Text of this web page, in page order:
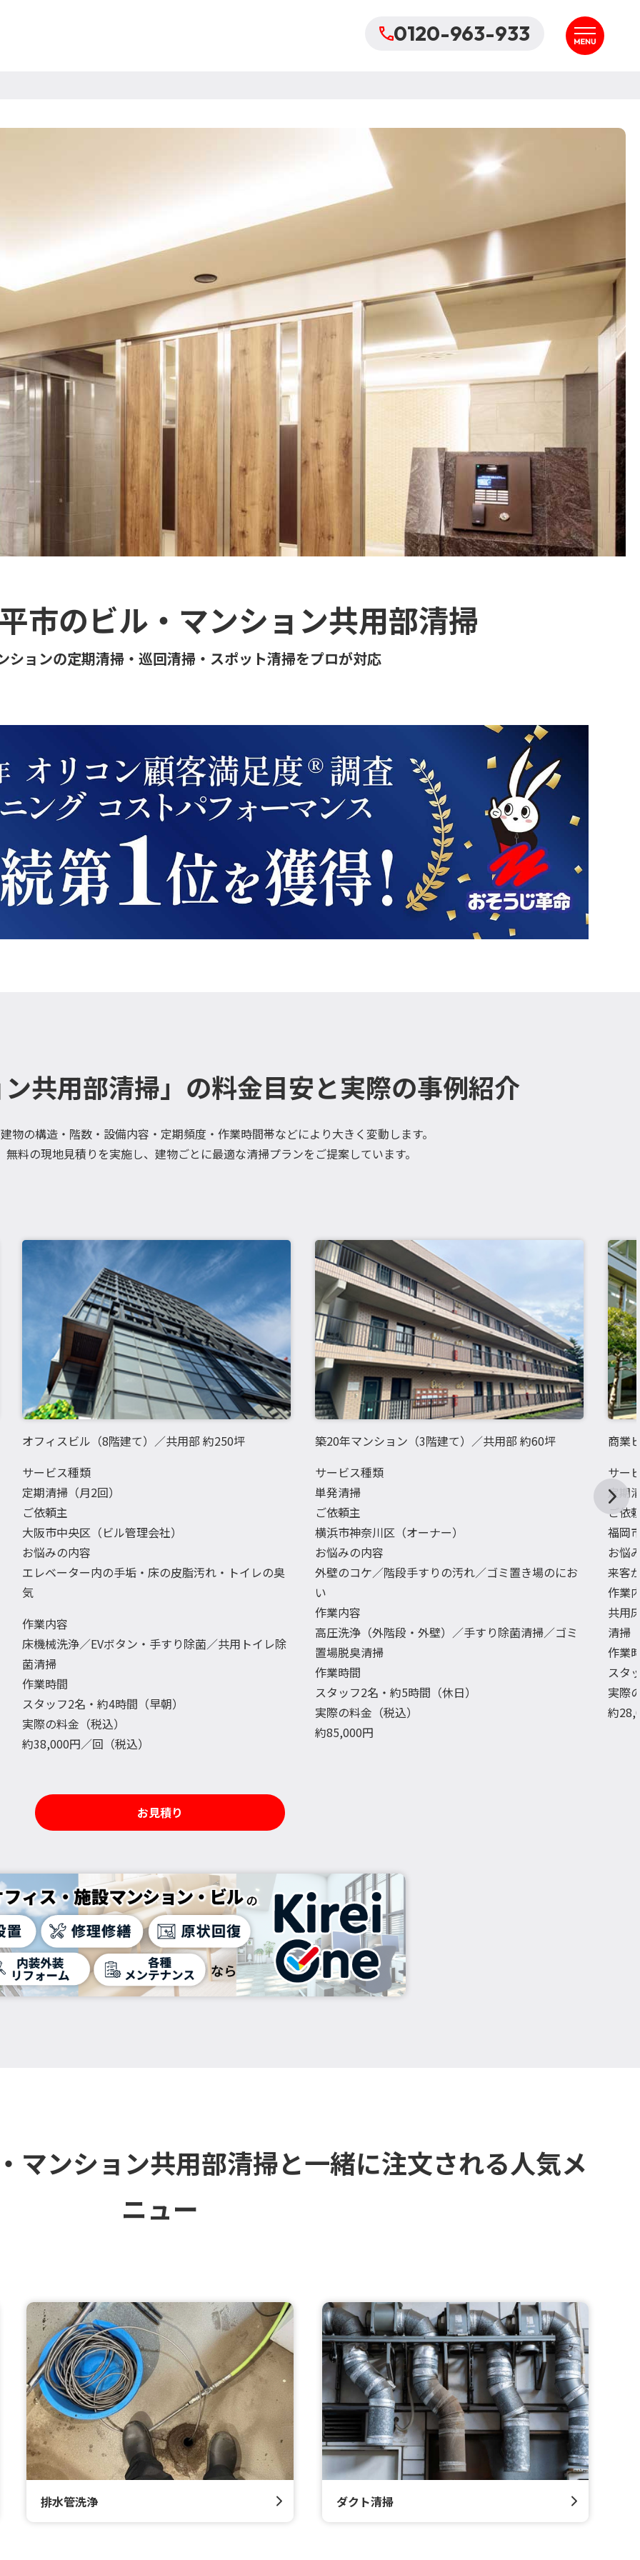
0120-963-933
市のビル・マンション共用部清掃
ションの定期清掃・巡回清掃・スポット清掃をプロが対応
共用部清掃」の料金目安と実際の事例紹介
物の構造・階数・設備内容・定期頻度・作業時間帯などにより大きく変動します。
料の現地見積りを実施し、建物ごとに最適な清掃プランをご提案しています。
オフィスビル（8階建て）／共用部 約250坪
サービス種類
定期清掃（月2回）
ご依頼主
大阪市中央区（ビル管理会社）
お悩みの内容
エレベーター内の手垢・床の皮脂汚れ・トイレの臭
気
作業内容
床機械洗浄／EVボタン・手すり除菌／共用トイレ除
菌清掃
作業時間
スタッフ2名・約4時間（早朝）
実際の料金（税込）
約38,000円／回（税込）
築20年マンション（3階建て）／共用部 約60坪
サービス種類
単発清掃
ご依頼主
横浜市神奈川区（オーナー）
お悩みの内容
外壁のコケ／階段手すりの汚れ／ゴミ置き場のにお
い
作業内容
高圧洗浄（外階段・外壁）／手すり除菌清掃／ゴミ
置場脱臭清掃
作業時間
スタッフ2名・約5時間（休日）
実際の料金（税込）
約85,000円
商業
サー
定期
ご依
福岡
お悩
来客
作業
共用
清掃
作業
スタ
実際
約
お見積り
マンション共用部清掃と一緒に注文される人気メ
ニュー
排水管洗浄 ダクト清掃